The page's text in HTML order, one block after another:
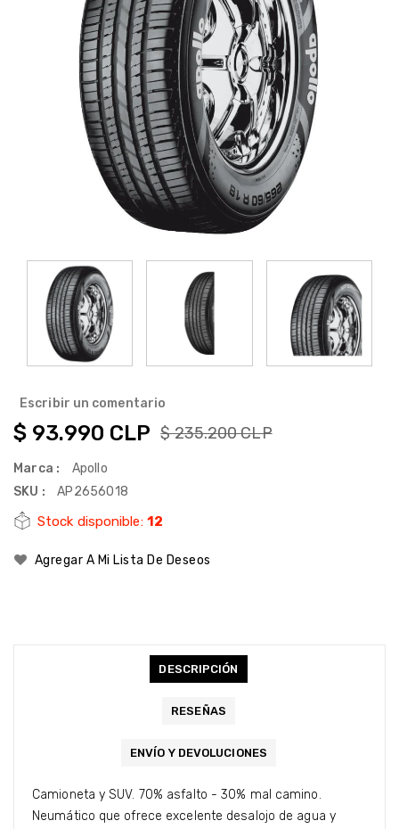
Escribir un comentario
$ 93.990 CLP $ 235.200 CLP
Marca :
Apollo
SKU :
AP2656018
Stock disponible: 12
Agregar A Mi Lista De Deseos
DESCRIPCIÓN
RESEÑAS
ENVÍO Y DEVOLUCIONES
Camioneta y SUV. 70% asfalto - 30% mal camino.
Neumático que ofrece excelente desalojo de agua y